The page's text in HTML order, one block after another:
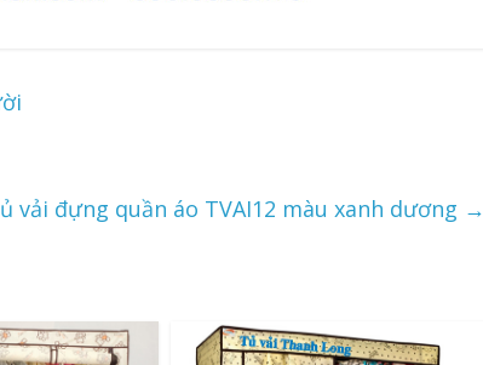
vải đựng quần áo TVAI12 màu xanh dương →